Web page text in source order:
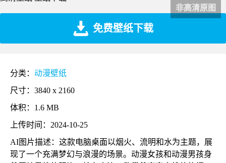
非高清原图
免费壁纸下载
分类： 动漫壁纸
尺寸：3840 x 2160
体积：1.6 MB
上传时间：2024-10-25
AI图片描述：这款电脑桌面以烟火、流明和水为主题，展
现了一个充满梦幻与浪漫的场景。动漫女孩和动漫男孩身